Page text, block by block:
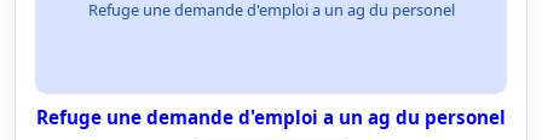
Refuge une demande d'emploi a un ag du personel
Refuge une demande d'emploi a un ag du personel